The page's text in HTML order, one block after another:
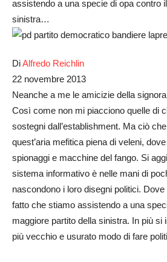
assistendo a una specie di opa contro
sinistra…
DiAlfredo Reichlin
22 novembre 2013
Neanche a me le amicizie della
Così come non mi piacciono quelle di
sostegni dall’establishment. Ma ciò
quest’aria mefitica piena di veleni,
spionaggi e macchine del fango. Si
sistema informativo è nelle mani di
nascondono i loro disegni politici.
fatto che stiamo assistendo a una
maggiore partito della sinistra. In più si
più vecchio e usurato modo di fare